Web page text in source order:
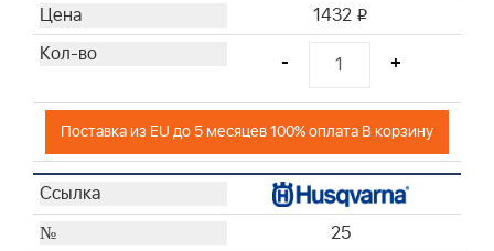
1432 i
- +
Поставка из EU до 5 месяцев 100% оплата В корзину
25